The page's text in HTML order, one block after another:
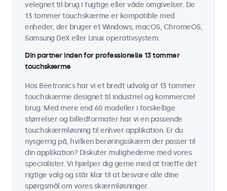
velegnet til brug i fugtige eller våde omgivelser. De
13 tommer touchskærme er kompatible med
enheder, der bruger et Windows, macOS, ChromeOS,
Samsung DeX eller Linux operativsystem.
Din partner inden for professionelle 13 tommer
touchskærme
Hos Beetronics har vi et bredt udvalg af 13 tommer
touchskærme designet til industriel og kommerciel
brug. Med mere end 60 modeller i forskellige
størrelser og billedformater har vi en passende
touchskærmløsning til enhver applikation. Er du
nysgerrig på, hvilken berøringsskærm der passer til
din applikation? Diskuter mulighederne med vores
specialister. Vi hjælper dig gerne med at træffe det
rigtige valg og står klar til at besvare alle dine
spørgsmål om vores skærmløsninger.